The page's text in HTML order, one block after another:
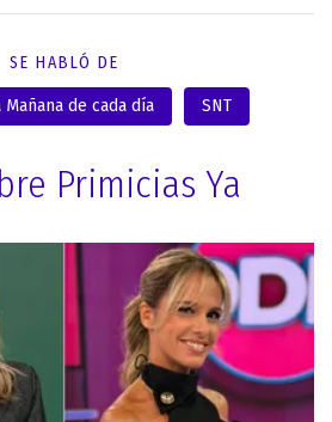
SE HABLÓ DE
Mañana de cada día SNT
Primicias Ya